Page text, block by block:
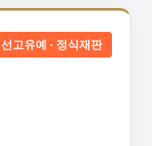
선고유예 · 정식재판